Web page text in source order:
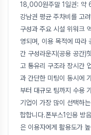
18,000원주말 1일권: 약
강남권 평균 주차비를 고
구성과 주요 시설 위워크
영되며, 이용 목적에 따라
간 구성라운지(공용 공간)
고 통유리 구조라 장시간
과 간단한 미팅이 동시에
부터 대규모 팀까지 수용
기업이 가장 많이 선택하
합합니다.폰부스1인용 방
은 이용자에게 활용도가